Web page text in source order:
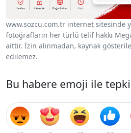
www.sozcu.com.tr internet sitesinde
fotoğrafların her türlü telif hakkı
aittir. İzin alınmadan, kaynak
edilemez.
Bu habere emoji ile